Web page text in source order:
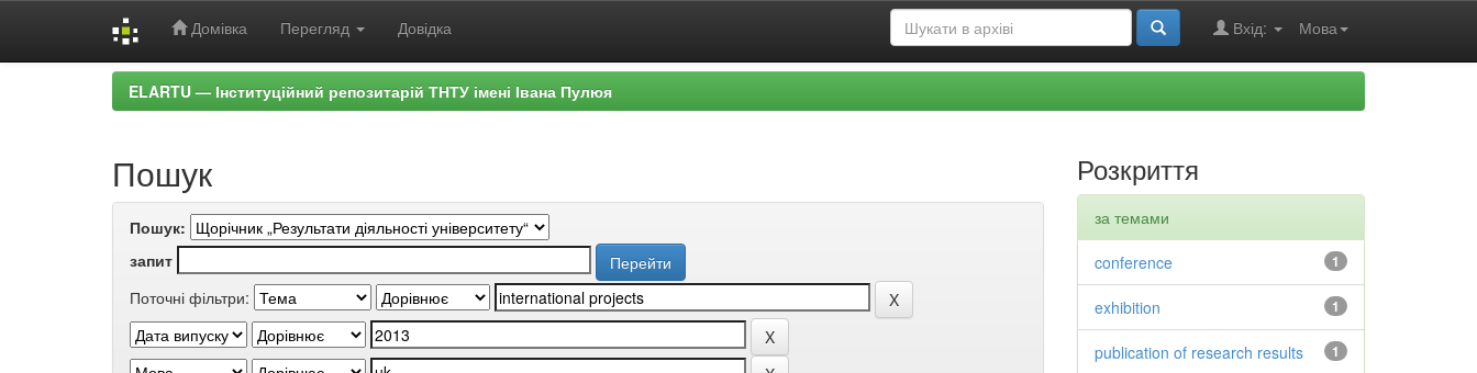
Домівка Перегляд Довідка Мова
Вхід:
ELARTU — Інституційний репозитарій ТНТУ імені Івана Пулюя
Пошук
Пошук:
запит
Поточні фільтри:
Розкриття
за темами
1
conference
1
exhibition
1
publication of research results